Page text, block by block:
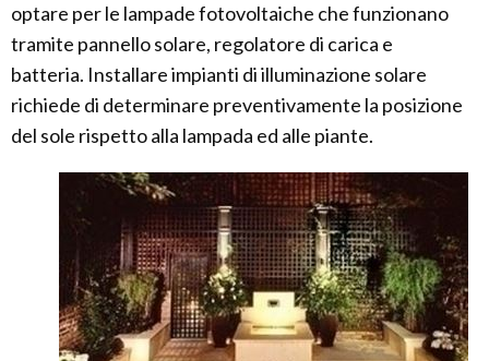
optare per le lampade fotovoltaiche che funzionano
tramite pannello solare, regolatore di carica e
batteria. Installare impianti di illuminazione solare
richiede di determinare preventivamente la posizione
del sole rispetto alla lampada ed alle piante.